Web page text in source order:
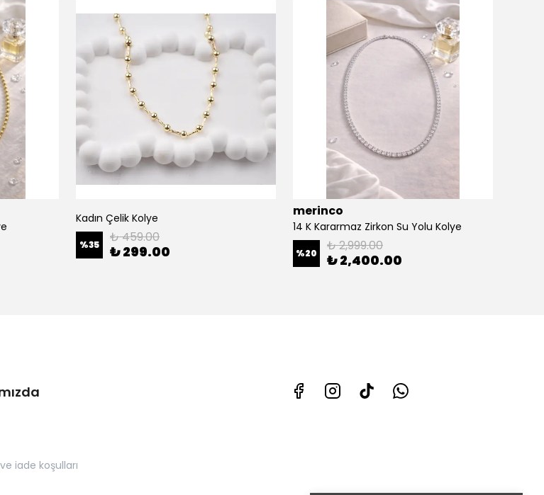
Kadın Çelik Kolye
%35 ₺ 459.00
₺ 299.00
merinco
14 K Kararmaz Zirkon Su Yolu Kolye
%20 ₺ 2,999.00
₺ 2,400.00
iade koşulları